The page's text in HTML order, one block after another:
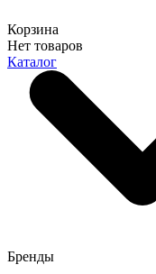
Корзина
Нет товаров
Каталог
Бренды